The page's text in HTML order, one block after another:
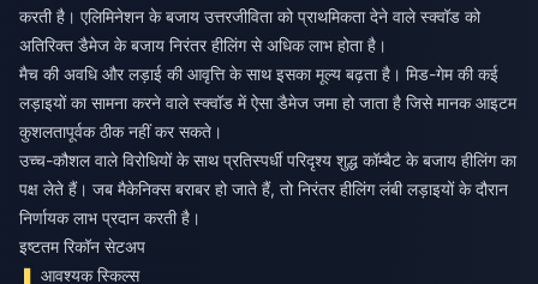
करती है। एलिमिनेशन के बजाय उत्तरजीविता को प्राथमिकता देने वाले स्क्वॉड को
अतिरिक्त डैमेज के बजाय निरंतर हीलिंग से अधिक लाभ होता है।
मैच की अवधि और लड़ाई की आवृत्ति के साथ इसका मूल्य बढ़ता है। मिड-गेम की कई
लड़ाइयों का सामना करने वाले स्क्वॉड में ऐसा डैमेज जमा हो जाता है जिसे मानक आइटम
कुशलतापूर्वक ठीक नहीं कर सकते।
उच्च-कौशल वाले विरोधियों के साथ प्रतिस्पर्धी परिदृश्य शुद्ध कॉम्बैट के बजाय हीलिंग का
पक्ष लेते हैं। जब मैकेनिक्स बराबर हो जाते हैं, तो निरंतर हीलिंग लंबी लड़ाइयों के दौरान
निर्णायक लाभ प्रदान करती है।
इष्टतम रिकॉन सेटअप
आवश्यक स्किल्स